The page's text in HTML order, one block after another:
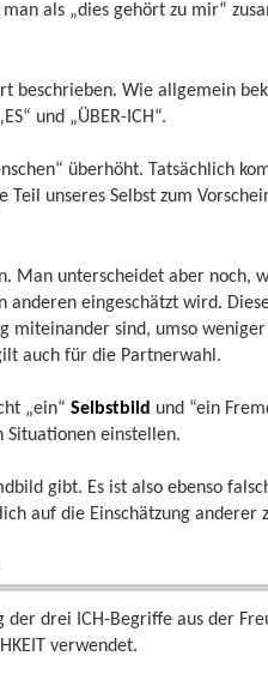
als „dies gehört zu mir“
beschrieben. Wie allgemein
und „ÜBER-ICH“.
überhöht. Tatsächlich
unseres Selbst zum
Man unterscheidet aber noch,
anderen eingeschätzt wird.
miteinander sind, umso
auch für die Partnerwahl.
„ein“ Selbstbild und “ein
Situationen einstellen.
gibt. Es ist also ebenso
auf die Einschätzung anderer
der drei ICH-Begriffe aus der
verwendet.